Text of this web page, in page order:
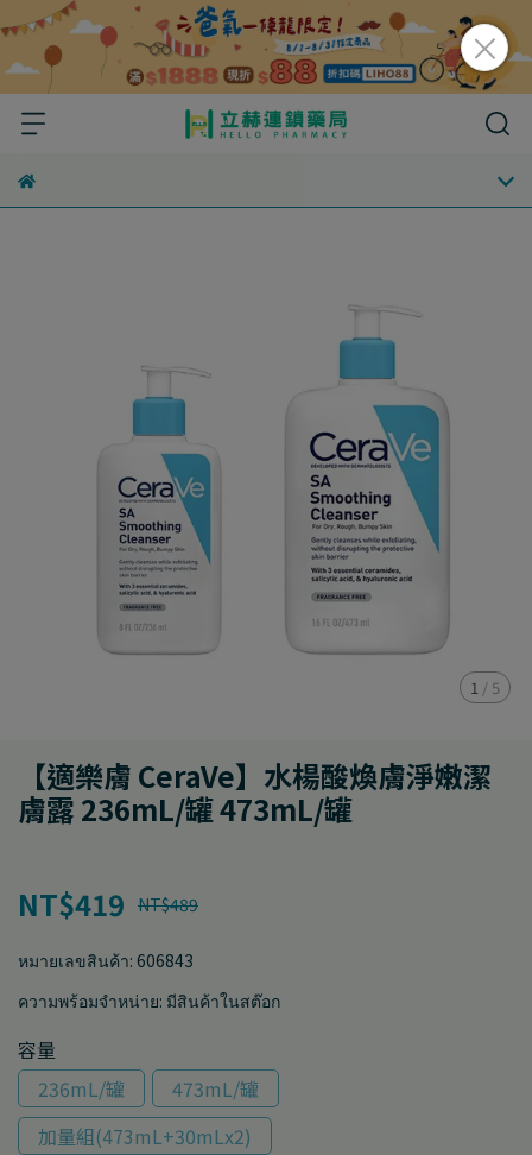
1 / 5
【適樂膚 CeraVe】水楊酸煥膚淨嫩潔
膚露 236mL/罐 473mL/罐
NT$419 NT$489
หมายเลขสินค้า: 606843
ความพร้อมจำหน่าย: มีสินค้าในสต๊อก
容量
236mL/罐
473mL/罐
加量組(473mL+30mLx2)